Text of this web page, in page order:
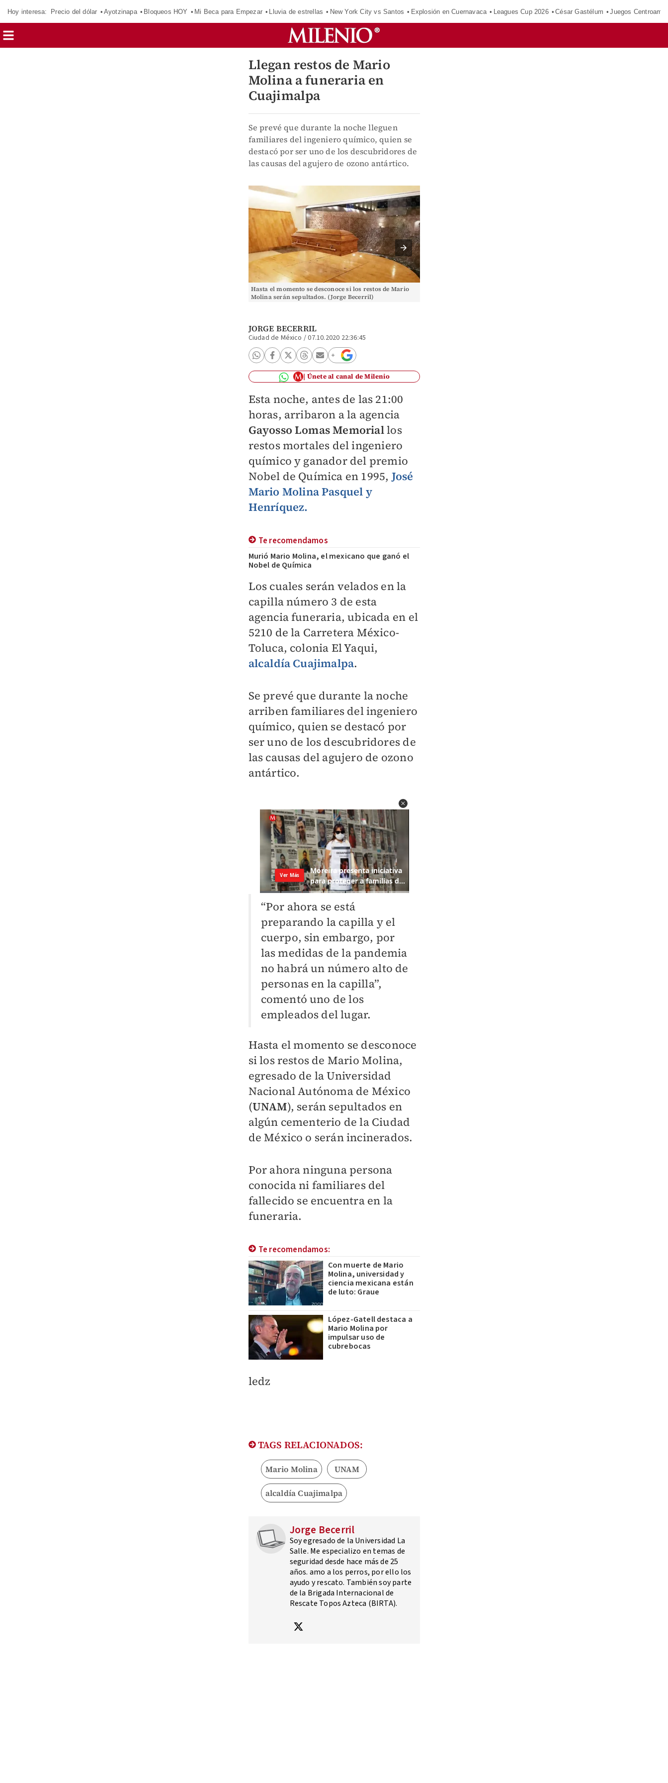
Hoy interesa: Precio del dólar Ayotzinapa Bloqueos HOY Mi Beca para Empezar Lluvia de estrellas New York City vs Santos Explosión en Cuernavaca Leagues Cup 2026 César Gastélum Juegos
Llegan restos de Mario
Molina a funeraria en
Cuajimalpa
Se prevé que durante la noche lleguen
familiares del ingeniero químico, quien se
destacó por ser uno de los descubridores de
las causas del agujero de ozono antártico.
Hasta el momento se desconoce si los restos de Mario
Molina serán sepultados. (Jorge Becerril)
JORGE BECERRIL
Ciudad de México /07.10.2020 22:36:45
Únete al canal de Milenio
Esta noche, antes de las 21:00
horas, arribaron a la agencia
Gayosso Lomas Memoriallos
restos mortales del ingeniero
químico y ganador del premio
Nobel de Química en 1995, José
Mario Molina Pasquel y
Henríquez.
Te recomendamos
Murió Mario Molina, el mexicano que ganó el
Nobel de Química
​Los cuales serán velados en la
capilla número 3 de esta
agencia funeraria, ubicada en el
5210 de la Carretera México-
Toluca, colonia El Yaqui,
alcaldía Cuajimalpa.
Se prevé que durante la noche
arriben familiares del ingeniero
químico, quien se destacó por
ser uno de los descubridores de
las causas del agujero de ozono
antártico.
“Por ahora se está
preparando la capilla y el
cuerpo, sin embargo, por
las medidas de la pandemia
no habrá un número alto de
personas en la capilla”,
comentó uno de los
empleados del lugar.
Hasta el momento se desconoce
si los restos de Mario Molina,
egresado de la Universidad
Nacional Autónoma de México
(UNAM), serán sepultados en
algún cementerio de la Ciudad
de México o serán incinerados.
Por ahora ninguna persona
conocida ni familiares del
fallecido se encuentra en la
funeraria.
Te recomendamos:
Con muerte de Mario
Molina, universidad y
ciencia mexicana están
de luto: Graue
López-Gatell destaca a
Mario Molina por
impulsar uso de
cubrebocas
ledz
TAGS RELACIONADOS:
Mario Molina UNAM
alcaldía Cuajimalpa
Jorge Becerril
Soy egresado de la Universidad La
Salle. Me especializo en temas de
seguridad desde hace más de 25
años. amo a los perros, por ello los
ayudo y rescato. También soy parte
de la Brigada Internacional de
Rescate Topos Azteca (BIRTA).